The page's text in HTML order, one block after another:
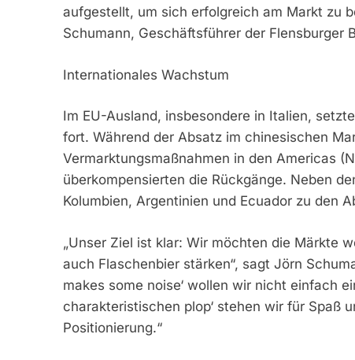
aufgestellt, um sich erfolgreich am Markt zu
Schumann, Geschäftsführer der Flensburger
Internationales Wachstum
Im EU-Ausland, insbesondere in Italien,
fort. Während der Absatz im chinesischen
Vermarktungsmaßnahmen in den Americas
überkompensierten die Rückgänge. Neben
Kolumbien, Argentinien und Ecuador zu den
„Unser Ziel ist klar: Wir möchten die Märkte
auch Flaschenbier stärken“, sagt Jörn
makes some noise‘ wollen wir nicht einfach
charakteristischen plop‘ stehen wir für Spaß
Positionierung.“